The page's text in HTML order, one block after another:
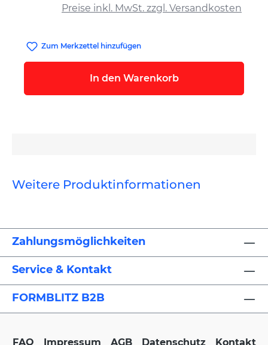
Preise inkl. MwSt. zzgl. Versandkosten
Zum Merkzettel hinzufügen
In den Warenkorb
Weitere Produktinformationen
Zahlungsmöglichkeiten
Service & Kontakt
FORMBLITZ B2B
FAQ Impressum AGB Datenschutz Kontakt